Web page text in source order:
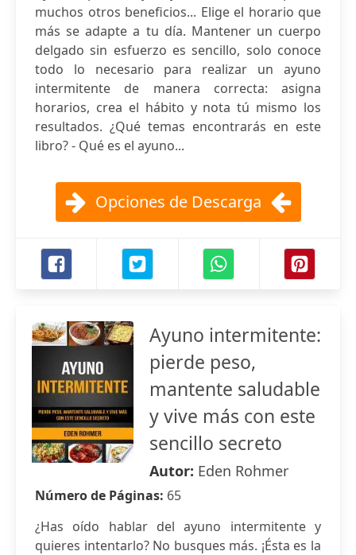
muchos otros beneficios... Elige el horario que
más se adapte a tu día. Mantener un cuerpo
delgado sin esfuerzo es sencillo, solo conoce
todo lo necesario para realizar un ayuno
intermitente de manera correcta: asigna
horarios, crea el hábito y nota tú mismo los
resultados. ¿Qué temas encontrarás en este
libro? - Qué es el ayuno...
Opciones de Descarga
Ayuno intermitente:
pierde peso,
mantente saludable
y vive más con este
sencillo secreto
Autor: Eden Rohmer
Número de Páginas: 65
¿Has oído hablar del ayuno intermitente y
quieres intentarlo? No busques más. ¡Ésta es la